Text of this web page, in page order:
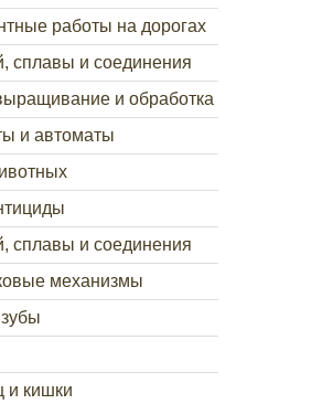
работы на дорогах
сплавы и соединения
и обработка
и автоматы
сплавы и соединения
механизмы
и кишки